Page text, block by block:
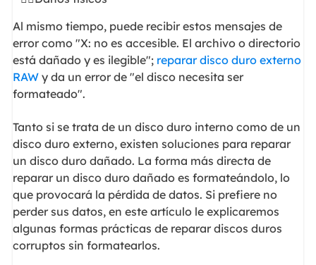
Al mismo tiempo, puede recibir estos mensajes de
error como "X: no es accesible. El archivo o directorio
está dañado y es ilegible"; reparar disco duro externo
RAWy da un error de "el disco necesita ser
formateado".
Tanto si se trata de un disco duro interno como de un
disco duro externo, existen soluciones para reparar
un disco duro dañado. La forma más directa de
reparar un disco duro dañado es formateándolo, lo
que provocará la pérdida de datos. Si prefiere no
perder sus datos, en este artículo le explicaremos
algunas formas prácticas de reparar discos duros
corruptos sin formatearlos.